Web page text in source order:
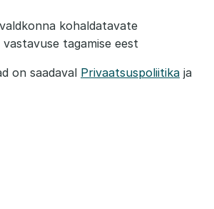
kohaldatavate
vastavuse tagamise eest
on saadaval Privaatsuspoliitika ja